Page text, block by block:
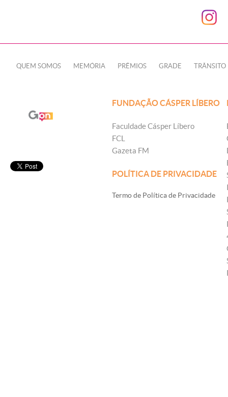
QUEM SOMOS MEMÓRIA PRÊMIOS GRADE TRÂNSITO
FUNDAÇÃO CÁSPER LÍBERO
Faculdade Cásper Líbero
FCL
Gazeta FM
POLÍTICA DE PRIVACIDADE
Termo de Política de Privacidade